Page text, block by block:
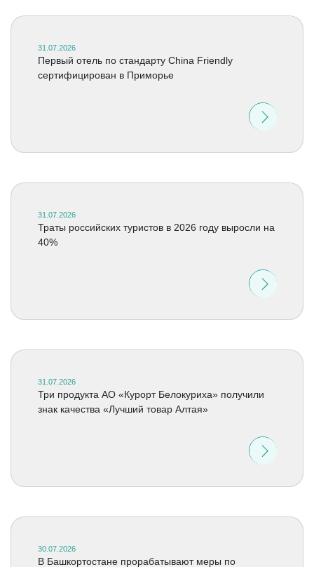
31.07.2026
Первый отель по стандарту China Friendly
сертифицирован в Приморье
31.07.2026
Траты российских туристов в 2026 году выросли на
40%
31.07.2026
Три продукта АО «Курорт Белокуриха» получили
знак качества «Лучший товар Алтая»
30.07.2026
В Башкортостане прорабатывают меры по